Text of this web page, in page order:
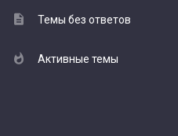
Темы без ответов
Активные темы